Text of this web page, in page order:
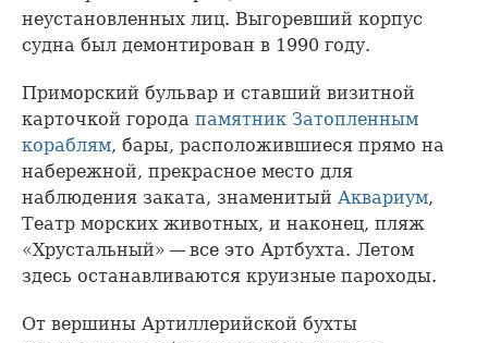
неустановленных лиц. Выгоревший корпус
судна был демонтирован в 1990 году.
Приморский бульвар и ставший визитной
карточкой города памятник Затопленным
кораблям, бары, расположившиеся прямо на
набережной, прекрасное место для
наблюдения заката, знаменитый Аквариум,
Театр морских животных, и наконец, пляж
«Хрустальный» — все это Артбухта. Летом
здесь останавливаются круизные пароходы.
От вершины Артиллерийской бухты